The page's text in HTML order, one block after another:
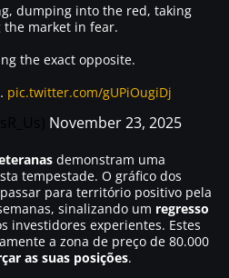
dumping into the red, taking
the market in fear.
the exact opposite.
pic.twitter.com/gUPiOugiDj
November 23, 2025
demonstram uma
tempestade. O gráfico dos
para território positivo pela
sinalizando um regresso
investidores experientes. Estes
a zona de preço de 80.000
as suas posições.